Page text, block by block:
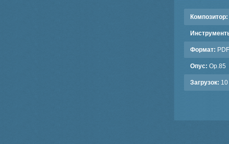
Композитор:
Формат: PDF
Опус: Op.85
Загрузок: 10